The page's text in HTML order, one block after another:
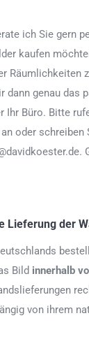
ich Sie gern
kaufen
Räumlichkeiten
dann genau das
Ihr Büro. Bitte
oder schreiben
Lieferung der
Bild innerhalb
von ihrem